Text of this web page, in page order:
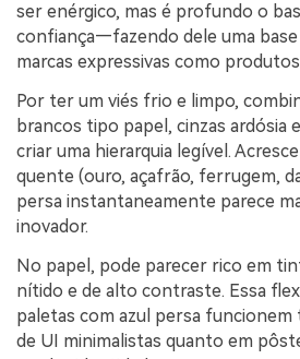
ser enérgico, mas é profundo o
confiança—fazendo dele uma
marcas expressivas como
Por ter um viés frio e limpo,
brancos tipo papel, cinzas ardósia
criar uma hierarquia legível.
quente (ouro, açafrão, ferrugem,
persa instantaneamente parece
inovador.
No papel, pode parecer rico em
nítido e de alto contraste. Essa
paletas com azul persa funcionem
de UI minimalistas quanto em